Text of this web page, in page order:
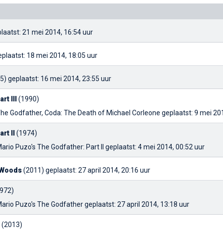
21 mei 2014, 16:54 uur
18 mei 2014, 18:05 uur
geplaatst: 16 mei 2014, 23:55 uur
III(1990)
Godfather, Coda: The Death of Michael Corleone geplaatst: 9 mei
II(1974)
Puzo's The Godfather: Part II geplaatst: 4 mei 2014, 00:52 uur
(2011) geplaatst: 27 april 2014, 20:16 uur
Puzo's The Godfathergeplaatst: 27 april 2014, 13:18 uur
(2013)